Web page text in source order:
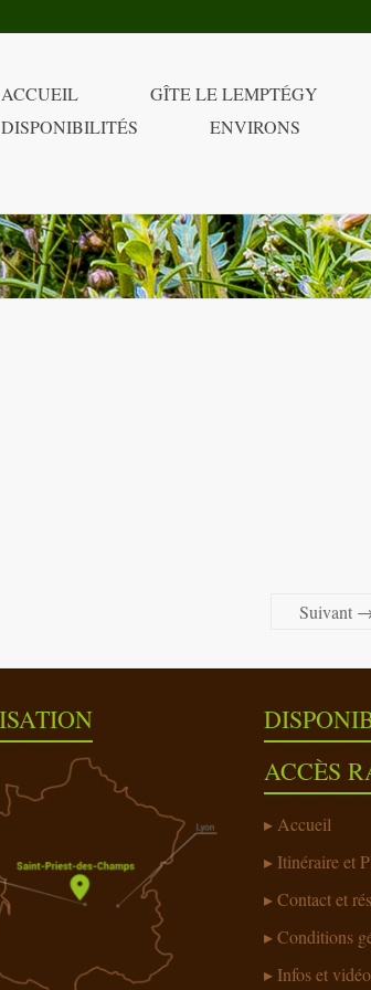
ACCUEIL GÎTE LE LEMPTÉGY
DISPONIBILITÉS
ENVIRONS
Suivant
ACCÈS
Accueil
Itinéraire et
Contact et
Conditions
Infos et